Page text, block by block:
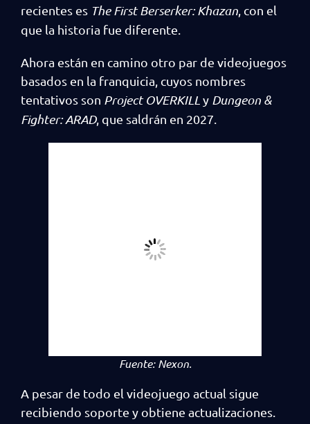
recientes es The First Berserker: Khazan, con el
que la historia fue diferente.
Ahora están en camino otro par de videojuegos
basados en la franquicia, cuyos nombres
tentativos son Project OVERKILL y Dungeon &
Fighter: ARAD, que saldrán en 2027.
Fuente:Nexon.
A pesar de todo el videojuego actual sigue
recibiendo soporte y obtiene actualizaciones.